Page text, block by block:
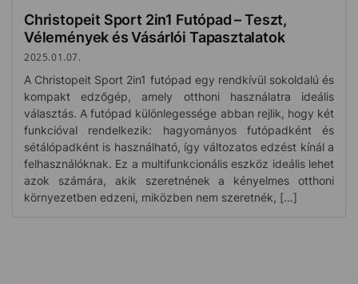
Christopeit Sport 2in1 Futópad – Teszt,
Vélemények és Vásárlói Tapasztalatok
2025.01.07.
A Christopeit Sport 2in1 futópad egy rendkívül sokoldalú és
kompakt edzőgép, amely otthoni használatra ideális
választás. A futópad különlegessége abban rejlik, hogy két
funkcióval rendelkezik: hagyományos futópadként és
sétálópadként is használható, így változatos edzést kínál a
felhasználóknak. Ez a multifunkcionális eszköz ideális lehet
azok számára, akik szeretnének a kényelmes otthoni
környezetben edzeni, miközben nem szeretnék, […]